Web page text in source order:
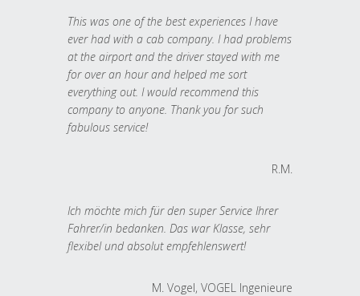
This was one of the best experiences I have
ever had with a cab company. I had problems
at the airport and the driver stayed with me
for over an hour and helped me sort
everything out. I would recommend this
company to anyone. Thank you for such
fabulous service!
R.M.
Ich möchte mich für den super Service Ihrer
Fahrer/in bedanken. Das war Klasse, sehr
flexibel und absolut empfehlenswert!
M. Vogel, VOGEL Ingenieure